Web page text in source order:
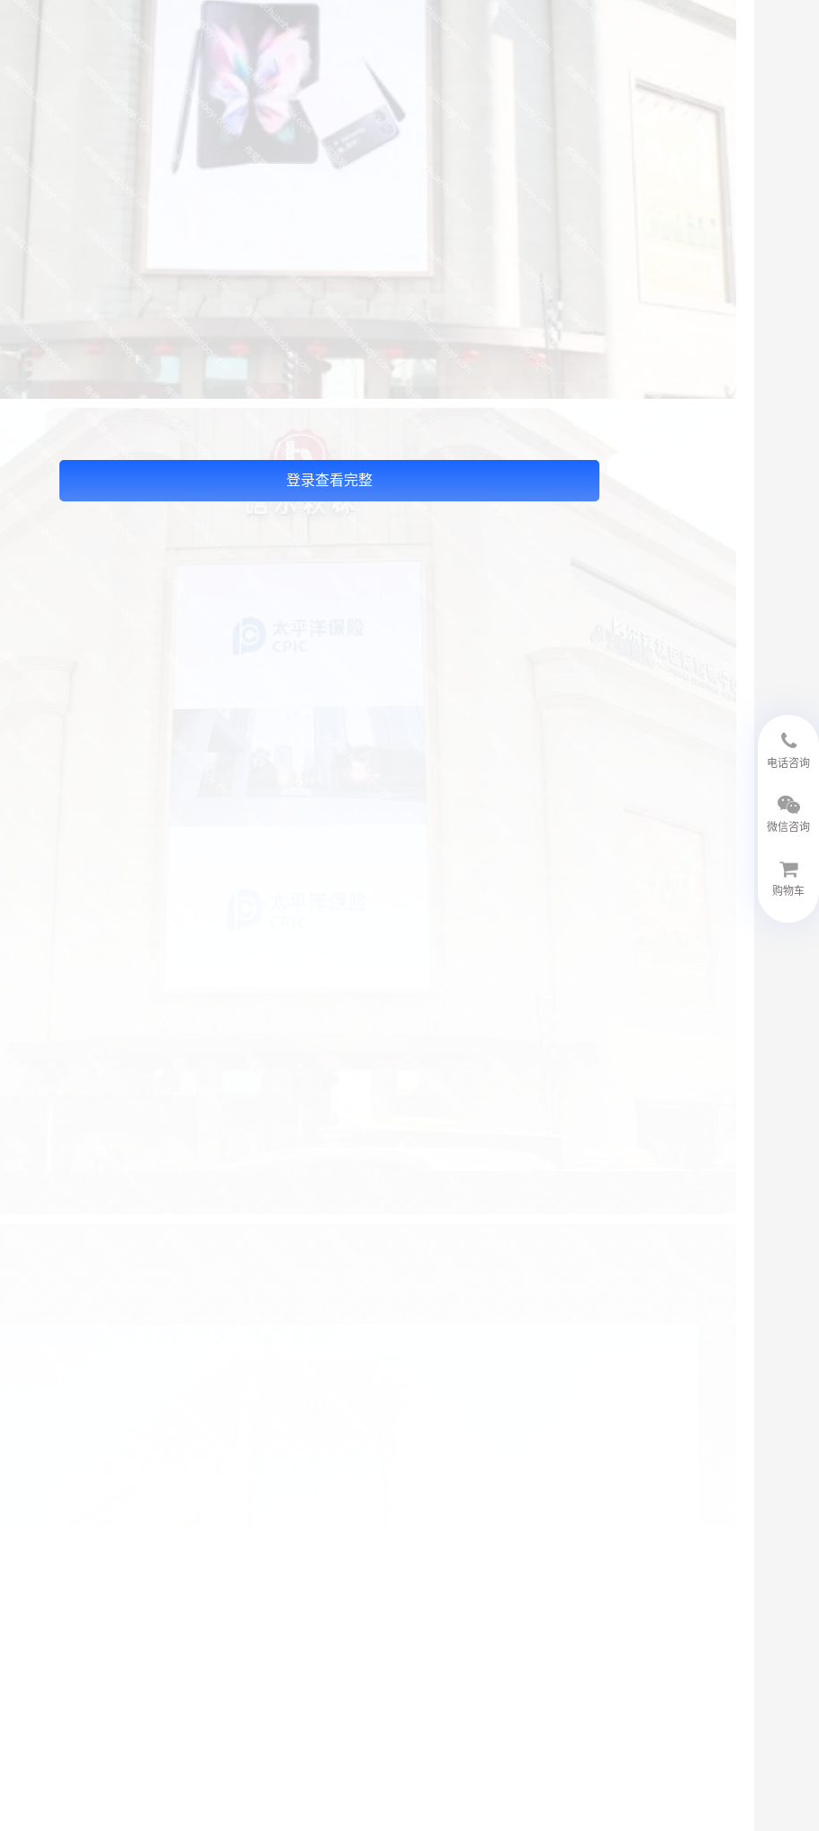
登录查看完整
电话咨询
微信咨询
购物车